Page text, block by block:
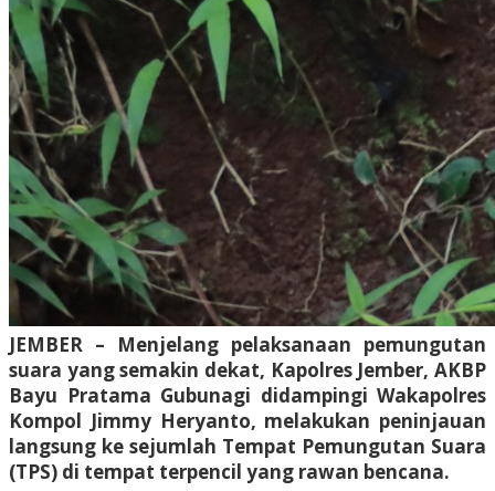
JEMBER – Menjelang pelaksanaan pemungutan
suara yang semakin dekat, Kapolres Jember, AKBP
Bayu Pratama Gubunagi didampingi Wakapolres
Kompol Jimmy Heryanto, melakukan peninjauan
langsung ke sejumlah Tempat Pemungutan Suara
(TPS) di tempat terpencil yang rawan bencana.